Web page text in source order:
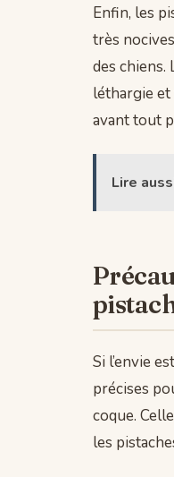
Enfin, les
très
des chiens.
léthargie
avant tout
Lire
Si l’envie
précises
coque.
les